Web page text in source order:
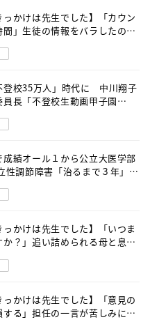
っかけは先生でした】「カウン
」生徒の情報をバラしたの
登校35万人」時代に 中川翔子
員長「不登校生動画甲子園
成績オール１から公立大医学部
性調節障害「治るまで３年」の
っかけは先生でした】「いつま
か？」追い詰められる母と息子
っかけは先生でした】「意見の
する」担任の一言が苦しみに…